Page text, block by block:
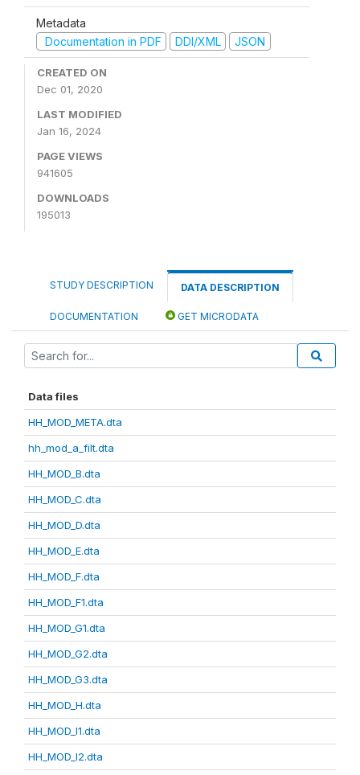
Metadata
Documentation in PDF
DDI/XML JSON
CREATED ON
Dec 01, 2020
LAST MODIFIED
Jan 16, 2024
PAGE VIEWS
941605
DOWNLOADS
195013
STUDY DESCRIPTION DATA DESCRIPTION
DOCUMENTATION GET MICRODATA
Data files
HH_MOD_META.dta
hh_mod_a_filt.dta
HH_MOD_B.dta
HH_MOD_C.dta
HH_MOD_D.dta
HH_MOD_E.dta
HH_MOD_F.dta
HH_MOD_F1.dta
HH_MOD_G1.dta
HH_MOD_G2.dta
HH_MOD_G3.dta
HH_MOD_H.dta
HH_MOD_I1.dta
HH_MOD_I2.dta